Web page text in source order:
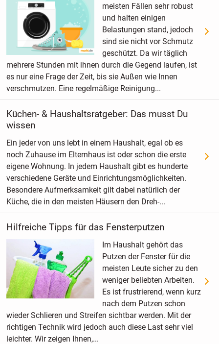
meisten Fällen sehr robust
und halten einigen
Belastungen stand, jedoch
sind sie nicht vor Schmutz
geschützt. Da wir täglich
mehrere Stunden mit ihnen durch die Gegend laufen, ist
es nur eine Frage der Zeit, bis sie Außen wie Innen
verschmutzen. Eine regelmäßige Reinigung...
Küchen- & Haushaltsratgeber: Das musst Du
wissen
Ein jeder von uns lebt in einem Haushalt, egal ob es
noch Zuhause im Elternhaus ist oder schon die erste
eigene Wohnung. In jedem Haushalt gibt es hunderte
verschiedene Geräte und Einrichtungsmöglichkeiten.
Besondere Aufmerksamkeit gilt dabei natürlich der
Küche, die in den meisten Häusern den Dreh-...
Hilfreiche Tipps für das Fensterputzen
Im Haushalt gehört das
Putzen der Fenster für die
meisten Leute sicher zu den
weniger beliebten Arbeiten.
Es ist frustrierend, wenn kurz
nach dem Putzen schon
wieder Schlieren und Streifen sichtbar werden. Mit der
richtigen Technik wird jedoch auch diese Last sehr viel
leichter. Wir zeigen Ihnen,...